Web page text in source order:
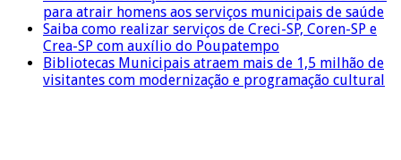
para atrair homens aos serviços municipais de saúde
Saiba como realizar serviços de Creci-SP, Coren-SP e
Crea-SP com auxílio do Poupatempo
Bibliotecas Municipais atraem mais de 1,5 milhão de
visitantes com modernização e programação cultural